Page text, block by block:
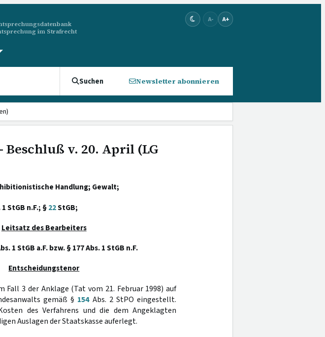
im Strafrecht
A- A+
Suchen Newsletter abonnieren
Beschluß v. 20. April (LG
Handlung; Gewalt;
StGB n.F.; §22StGB;
Leitsatz des Bearbeiters
1 StGB a.F. bzw. § 177 Abs. 1 StGB n.F.
Entscheidungstenor
Fall 3 der Anklage (Tat vom 21. Februar 1998) auf
gemäß § 154Abs. 2 StPO eingestellt.
des Verfahrens und die dem Angeklagten
Auslagen der Staatskasse auferlegt.